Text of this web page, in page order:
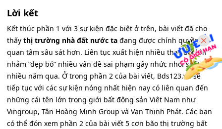
Lời kết
Kết thúc phần 1 với 3 sự kiện đặc biệt ở trên, bài viết đã cho
thấy thị trường nhà đất nước ta đang được chính quyền
quan tâm sâu sát hơn. Liên tục xuất hiện nhiều thay đổi lớn
nhằm “dẹp bỏ” nhiều vấn đề sai phạm gây nhức nhói suốt
nhiều năm qua. Ở trong phần 2 của bài viết, Bds123.vn sẽ
tiếp tục với các sự kiện nóng nhất hiện nay có liên quan đến
những cái tên lớn trong giới bất động sản Việt Nam như
Vingroup, Tân Hoàng Minh Group và Vạn Thịnh Phát. Các bạn
có thể đón xem phần 2 của bài viết 5 cơn bão thị trường bất